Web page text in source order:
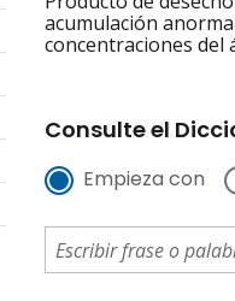
pronunciation
acumulación
concentraciones del
Consulte el
Empieza con